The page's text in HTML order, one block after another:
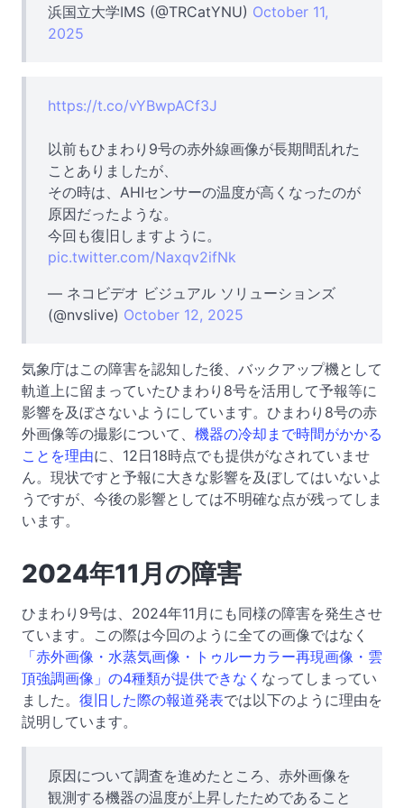
浜国立大学IMS (@TRCatYNU) October 11,
2025
https://t.co/vYBwpACf3J
以前もひまわり9号の赤外線画像が長期間乱れた
ことありましたが、
その時は、AHIセンサーの温度が高くなったのが
原因だったような。
今回も復旧しますように。
pic.twitter.com/Naxqv2ifNk
— ネコビデオ ビジュアル ソリューションズ
(@nvslive) October 12, 2025
気象庁はこの障害を認知した後、バックアップ機として
軌道上に留まっていたひまわり8号を活用して予報等に
影響を及ぼさないようにしています。ひまわり8号の赤
外画像等の撮影について、 機器の冷却まで時間がかかる
ことを理由に、12日18時点でも提供がなされていませ
ん。現状ですと予報に大きな影響を及ぼしてはいないよ
うですが、今後の影響としては不明確な点が残ってしま
います。
2024年11月の障害
ひまわり9号は、2024年11月にも同様の障害を発生させ
ています。この際は今回のように全ての画像ではなく
「赤外画像・水蒸気画像・トゥルーカラー再現画像・雲
頂強調画像」の4種類が提供できなく なってしまってい
ました。 復旧した際の報道発表では以下のように理由を
説明しています。
原因について調査を進めたところ、赤外画像を
観測する機器の温度が上昇したためであること